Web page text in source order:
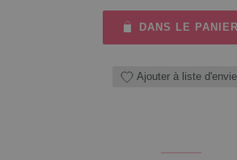
DANS LE PANIER
Ajouter à liste